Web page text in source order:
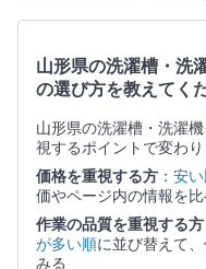
山形県の洗濯槽・洗
の選び方を教えてく
山形県の洗濯槽・洗濯
視するポイントで変わり
価格を重視する方 ： 安
価やページ内の情報を比
作業の品質を重視する方
が多い順に並び替えて
みる